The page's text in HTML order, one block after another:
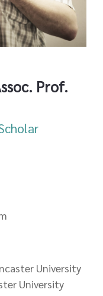
Prof.
University
University